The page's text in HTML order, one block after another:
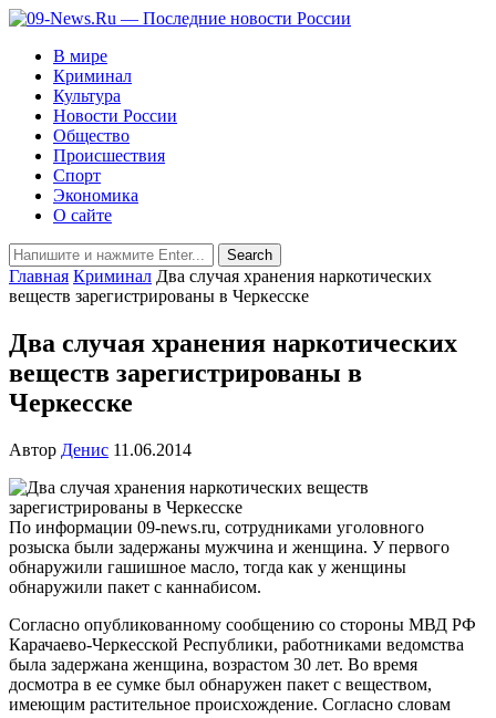
В мире
Криминал
Культура
Новости России
Общество
Происшествия
Спорт
Экономика
О сайте
Главная Криминал Два случая хранения наркотических
веществ зарегистрированы в Черкесске
Два случая хранения наркотических
веществ зарегистрированы в
Черкесске
Автор Денис 11.06.2014
По информации 09-news.ru, сотрудниками уголовного
розыска были задержаны мужчина и женщина. У первого
обнаружили гашишное масло, тогда как у женщины
обнаружили пакет с каннабисом.
Согласно опубликованному сообщению со стороны МВД РФ
Карачаево-Черкесской Республики, работниками ведомства
была задержана женщина, возрастом 30 лет. Во время
досмотра в ее сумке был обнаружен пакет с веществом,
имеющим растительное происхождение. Согласно словам